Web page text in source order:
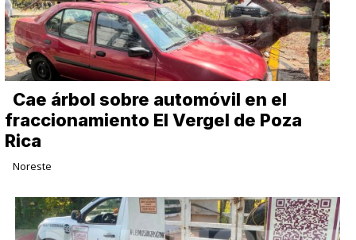
Cae árbol sobre automóvil en el
fraccionamiento El Vergel de Poza
Rica
Noreste